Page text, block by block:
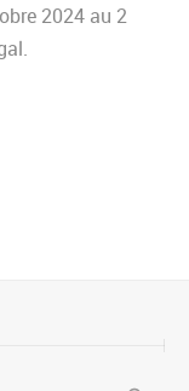
2024 au 2